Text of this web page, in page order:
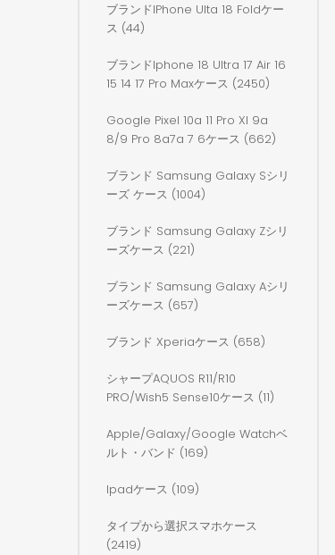
ブランドiPhone Ulta 18 Foldケー
ス (44)
ブランドiphone 18 Ultra 17 Air 16
15 14 17 Pro Maxケース (2450)
Google Pixel 10a 11 Pro Xl 9a
8/9 Pro 8a7a 7 6ケース (662)
ブランド Samsung Galaxy Sシリ
ーズ ケース (1004)
ブランド Samsung Galaxy Zシリ
ーズケース (221)
ブランド Samsung Galaxy Aシリ
ーズケース (657)
ブランド Xperiaケース (658)
シャープAQUOS R11/R10
PRO/wish5 Sense10ケース (11)
Apple/galaxy/google Watchベ
ルト・バンド (169)
Ipadケース (109)
タイプから選択スマホケース
(2419)